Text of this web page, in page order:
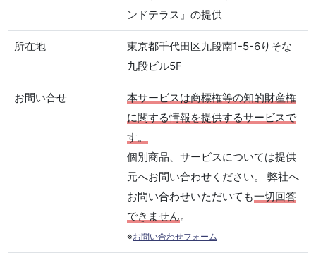
ンドテラス』の提供
所在地
東京都千代田区九段南1-5-6りそな
九段ビル5F
お問い合せ
本サービスは商標権等の知的財産権
に関する情報を提供するサービスで
す。
個別商品、サービスについては提供
元へお問い合わせください。 弊社へ
お問い合わせいただいても一切回答
できません。
※お問い合わせフォーム